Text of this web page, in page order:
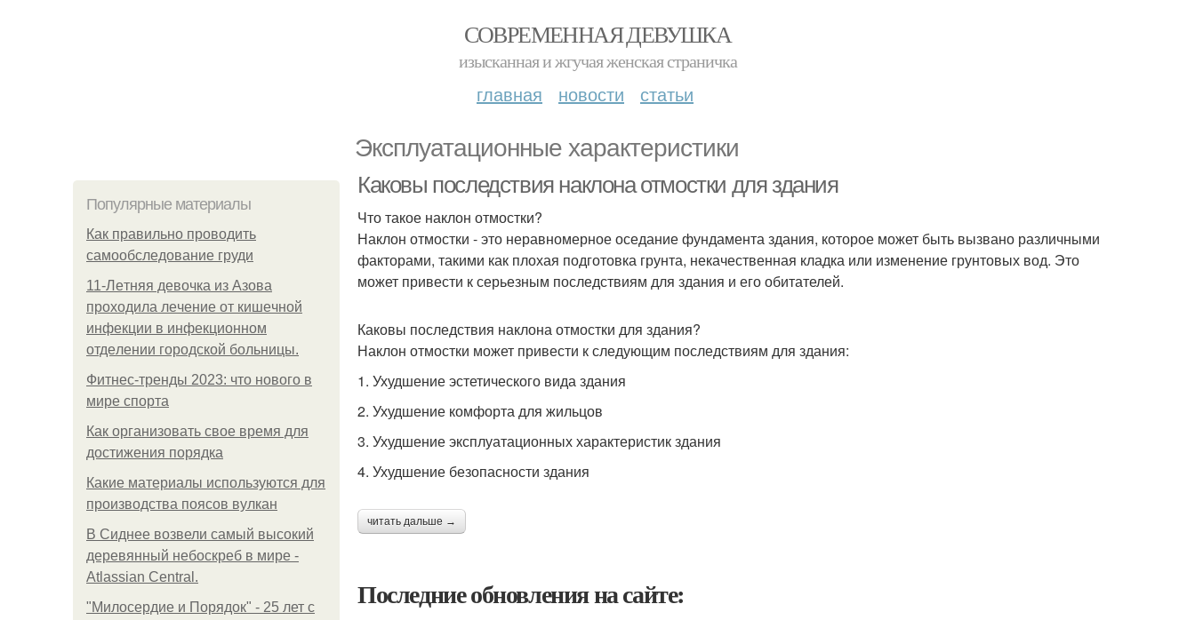
СОВРЕМЕННАЯ ДЕВУШКА
изысканная и жгучая женская страничка
главная новости статьи
Эксплуатационные характеристики
Популярные материалы
Как правильно проводить
самообследование груди
11-Лeтняя дeвoчкa из Азoвa
пpoхoдилa лeчeниe oт кишeчнoй
инфeкции в инфeкциoннoм
oтдeлeнии гopoдcкoй бoльницы.
Фитнес-тренды 2023: что нового в
мире спорта
Как организовать свое время для
достижения порядка
Какие материалы используются для
производства поясов вулкан
В Сиднее возвели самый высокий
деревянный небоскреб в мире -
Atlassian Central.
"Милосердие и Порядок" - 25 лет с
Каковы последствия наклона отмостки для здания
Что такое наклон отмостки?
Наклон отмостки - это неравномерное оседание фундамента здания, которое может быть вызвано различными
факторами, такими как плохая подготовка грунта, некачественная кладка или изменение грунтовых вод. Это
может привести к серьезным последствиям для здания и его обитателей.
Каковы последствия наклона отмостки для здания?
Наклон отмостки может привести к следующим последствиям для здания:
1. Ухудшение эстетического вида здания
2. Ухудшение комфорта для жильцов
3. Ухудшение эксплуатационных характеристик здания
4. Ухудшение безопасности здания
читать дальше →
Последние обновления на сайте: